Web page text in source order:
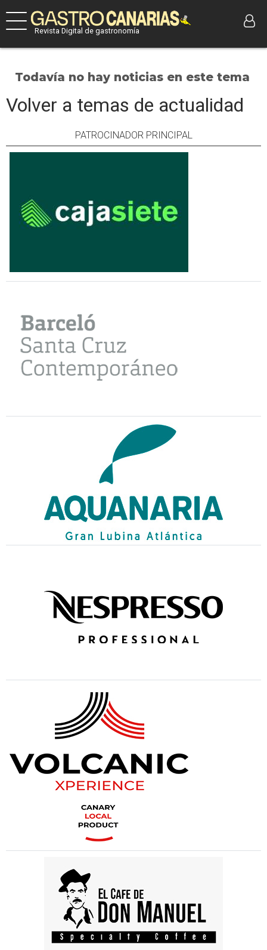
Revista Digital de gastronomía
Todavía no hay noticias en este tema
Volver a temas de actualidad
PATROCINADOR PRINCIPAL